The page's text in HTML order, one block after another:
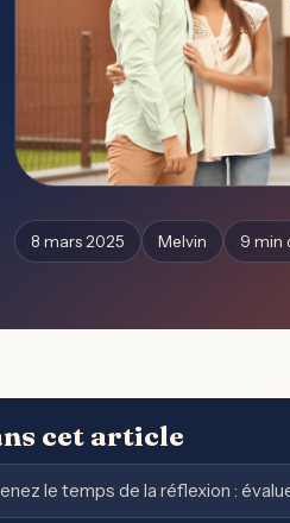
8 mars 2025 Melvin 9 min
cet article
le temps de la réflexion :